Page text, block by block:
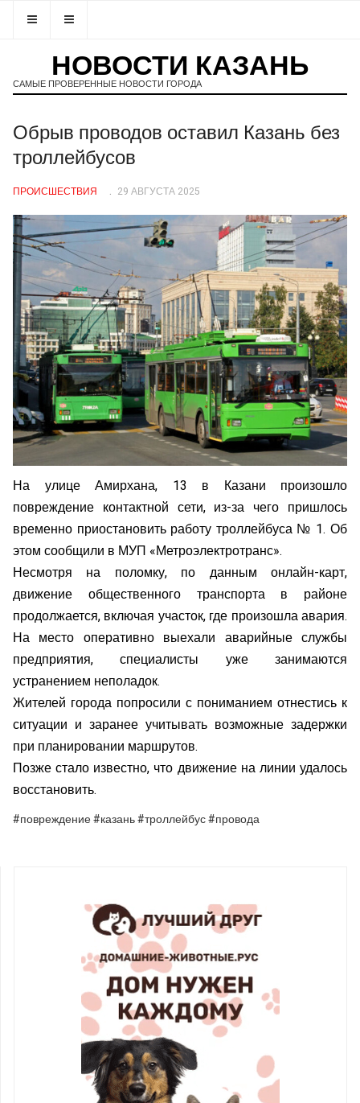
НОВОСТИ КАЗАНЬ
САМЫЕ ПРОВЕРЕННЫЕ НОВОСТИ ГОРОДА
Обрыв проводов оставил Казань без
троллейбусов
ПРОИСШЕСТВИЯ 29 АВГУСТА 2025
На улице Амирхана, 13 в Казани произошло
повреждение контактной сети, из-за чего пришлось
временно приостановить работу троллейбуса № 1. Об
этом сообщили в МУП «Метроэлектротранс».
Несмотря на поломку, по данным онлайн-карт,
движение общественного транспорта в районе
продолжается, включая участок, где произошла авария.
На место оперативно выехали аварийные службы
предприятия, специалисты уже занимаются
устранением неполадок.
Жителей города попросили с пониманием отнестись к
ситуации и заранее учитывать возможные задержки
при планировании маршрутов.
Позже стало известно, что движение на линии удалось
восстановить.
#повреждение #казань #троллейбус #провода